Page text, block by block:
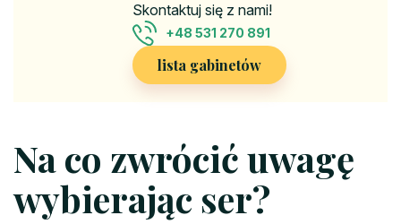
Skontaktuj się z nami!
+48 531 270 891
lista gabinetów
Na co zwrócić uwagę
wybierając ser?